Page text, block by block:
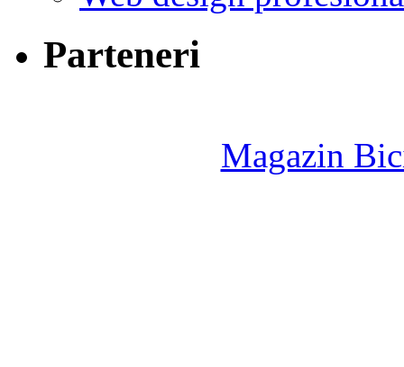
Parteneri
Magazin